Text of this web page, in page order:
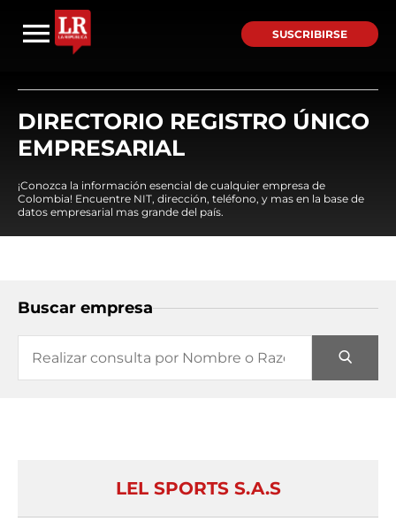
SUSCRIBIRSE
DIRECTORIO REGISTRO ÚNICO
EMPRESARIAL
¡Conozca la información esencial de cualquier empresa de
Colombia! Encuentre NIT, dirección, teléfono, y mas en la base de
datos empresarial mas grande del país.
Buscar empresa
LEL SPORTS S.A.S